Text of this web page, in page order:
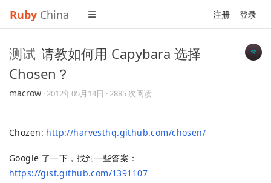
Ruby China 注册 登录
测试 请教如何用 Capybara 选择
Chosen？
macrow ·2012年05月14日 · 2885 次阅读
Chozen: http://harvesthq.github.com/chosen/
Google 了一下，找到一些答案：
https://gist.github.com/1391107